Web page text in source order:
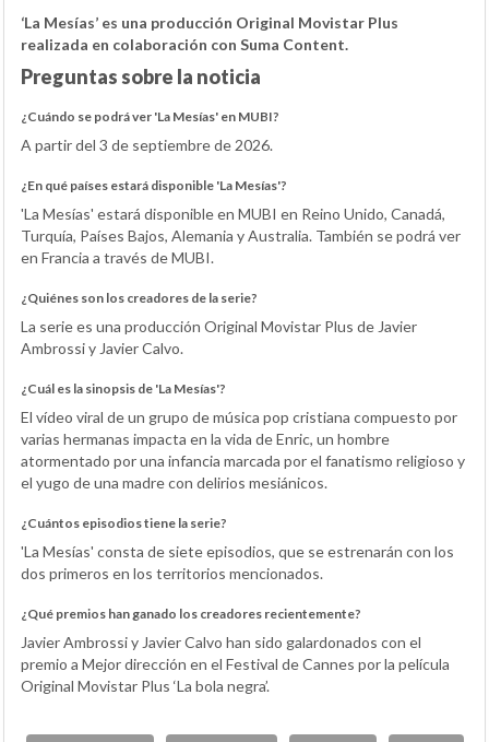
‘La Mesías’ es una producción Original Movistar Plus
realizada en colaboración con Suma Content.
Preguntas sobre la noticia
¿Cuándo se podrá ver 'La Mesías' en MUBI?
A partir del 3 de septiembre de 2026.
¿En qué países estará disponible 'La Mesías'?
'La Mesías' estará disponible en MUBI en Reino Unido, Canadá,
Turquía, Países Bajos, Alemania y Australia. También se podrá ver
en Francia a través de MUBI.
¿Quiénes son los creadores de la serie?
La serie es una producción Original Movistar Plus de Javier
Ambrossi y Javier Calvo.
¿Cuál es la sinopsis de 'La Mesías'?
El vídeo viral de un grupo de música pop cristiana compuesto por
varias hermanas impacta en la vida de Enric, un hombre
atormentado por una infancia marcada por el fanatismo religioso y
el yugo de una madre con delirios mesiánicos.
¿Cuántos episodios tiene la serie?
'La Mesías' consta de siete episodios, que se estrenarán con los
dos primeros en los territorios mencionados.
¿Qué premios han ganado los creadores recientemente?
Javier Ambrossi y Javier Calvo han sido galardonados con el
premio a Mejor dirección en el Festival de Cannes por la película
Original Movistar Plus ‘La bola negra’.